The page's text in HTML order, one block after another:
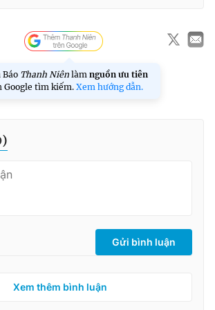
Báo Thanh Niên làm nguồn ưu tiên
Google tìm kiếm. Xem hướng dẫn.
)
Gửi bình luận
Xem thêm bình luận